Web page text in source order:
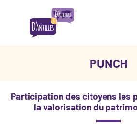
PUNCH
Participation des citoyens les
la valorisation du